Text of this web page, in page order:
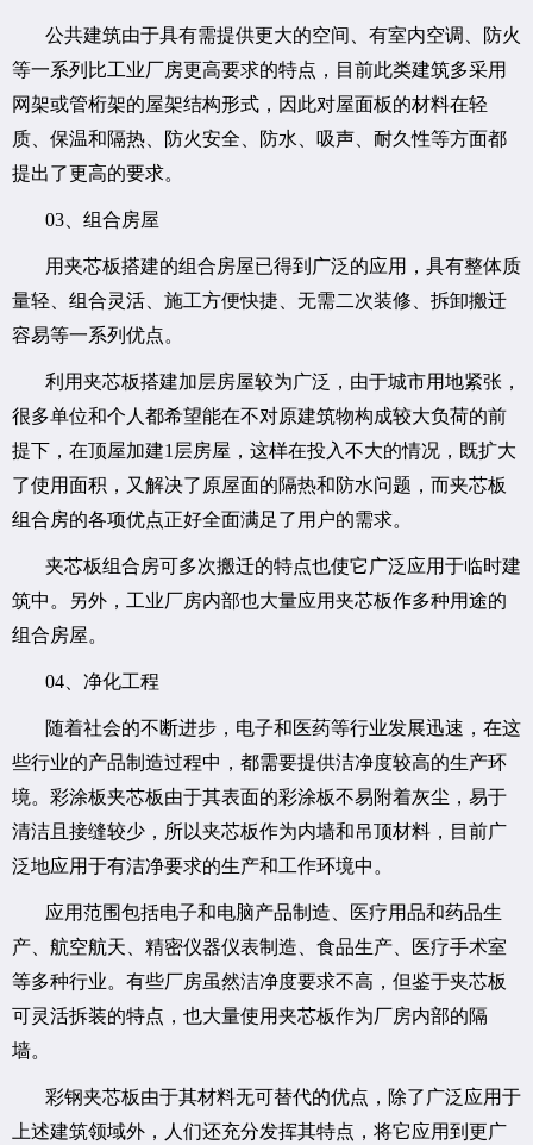
公共建筑由于具有需提供更大的空间、有室内空调、防火
等一系列比工业厂房更高要求的特点，目前此类建筑多采用
网架或管桁架的屋架结构形式，因此对屋面板的材料在轻
质、保温和隔热、防火安全、防水、吸声、耐久性等方面都
提出了更高的要求。
03、组合房屋
用夹芯板搭建的组合房屋已得到广泛的应用，具有整体质
量轻、组合灵活、施工方便快捷、无需二次装修、拆卸搬迁
容易等一系列优点。
利用夹芯板搭建加层房屋较为广泛，由于城市用地紧张，
很多单位和个人都希望能在不对原建筑物构成较大负荷的前
提下，在顶屋加建1层房屋，这样在投入不大的情况，既扩大
了使用面积，又解决了原屋面的隔热和防水问题，而夹芯板
组合房的各项优点正好全面满足了用户的需求。
夹芯板组合房可多次搬迁的特点也使它广泛应用于临时建
筑中。另外，工业厂房内部也大量应用夹芯板作多种用途的
组合房屋。
04、净化工程
随着社会的不断进步，电子和医药等行业发展迅速，在这
些行业的产品制造过程中，都需要提供洁净度较高的生产环
境。彩涂板夹芯板由于其表面的彩涂板不易附着灰尘，易于
清洁且接缝较少，所以夹芯板作为内墙和吊顶材料，目前广
泛地应用于有洁净要求的生产和工作环境中。
应用范围包括电子和电脑产品制造、医疗用品和药品生
产、航空航天、精密仪器仪表制造、食品生产、医疗手术室
等多种行业。有些厂房虽然洁净度要求不高，但鉴于夹芯板
可灵活拆装的特点，也大量使用夹芯板作为厂房内部的隔
墙。
彩钢夹芯板由于其材料无可替代的优点，除了广泛应用于
上述建筑领域外，人们还充分发挥其特点，将它应用到更广